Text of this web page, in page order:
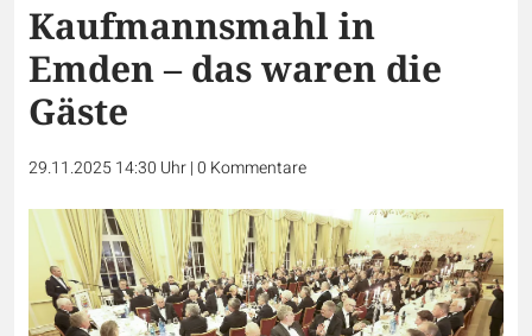
Kaufmannsmahl in
Emden – das waren die
Gäste
29.11.2025 14:30 Uhr|0 Kommentare